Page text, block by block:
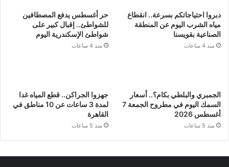
دبروا احتياجاتكم بسرعة.. انقطاع
مياه الشرب اليوم عن المنطقة
الصناعية بقويسنا
منذ 4 ساعات
حر أغسطس يدفع المصطافين
للشواطئ.. إقبال كبير على
شواطئ الإسكندرية اليوم
منذ 4 ساعات
الجمبري والبلطي بكام؟.. أسعار
السمك اليوم في مطروح الجمعة 7
أغسطس 2026
منذ 5 ساعات
جهزوا الجراكن.. قطع المياه غدا
لمدة 3 ساعات عن 10 مناطق في
القاهرة
منذ 5 ساعات